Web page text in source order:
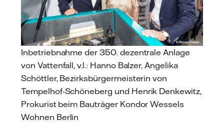
Inbetriebnahme der 350. dezentrale Anlage
von Vattenfall, v.l.: Hanno Balzer, Angelika
Schöttler, Bezirksbürgermeisterin von
Tempelhof-Schöneberg und Henrik Denkewitz,
Prokurist beim Bauträger Kondor Wessels
Wohnen Berlin